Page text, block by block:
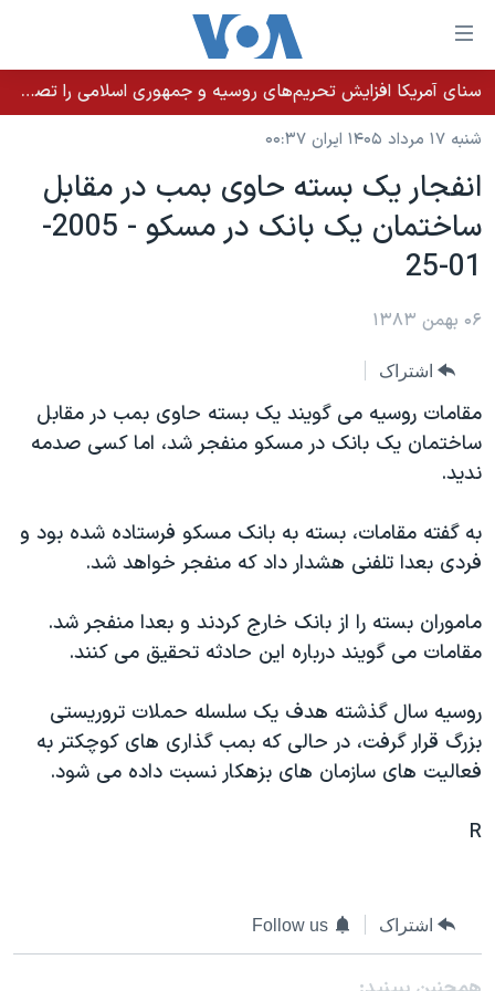
لینکهای
قابل
دسترسی
جهش
محتوای
اصلی
جهش
صفحه
جهش
جستجو
خانه
نسخه سبک وب‌سایت
موضوع ها
ایران
آمریکا
جهان
ویژه برنامه‌ها
ویدیوها
حقوق شهروندی
علم و فناوری
گالری عکس
آرشیو پخش زنده
برنامه های تلویزیونی
جدول برنامه ها
صفحه‌های ویژه
۲۵۰سالگی آمریکا
بایگانی برنامه‌های تلویزیونی
انتخابات ریاست جمهوری آمریکا ۲۰۲۴
رمز مهسا
اعتراضات زن، زندگی، آزادی
مجموعه مستندهای دادخواهی
قانون شفافیت دارائی کادر رهبری ایران
اعتراضات مردمی آبان ۹۸
فرکانس‌های صدای آمریکا
یادگیری زبان انگلیسی
زبانهای مختلف
سنای آمریکا افزایش تحریم‌های روسیه و جمهوری اسلامی را تصویب کرد؛ زلنسکی از این اقدام تشکر کرد
شنبه ۱۷ مرداد ۱۴۰۵ ایران ۰۰:۳۷
انفجار يک بسته حاوی بمب در مقابل
ساختمان يک بانک در مسکو - 2005-
01-25
۰۶ بهمن ۱۳۸۳
اشتراک
مقامات روسيه می گويند يک بسته حاوی بمب در مقابل
ساختمان يک بانک در مسکو منفجر شد، اما کسی صدمه
نديد.
به گفته مقامات، بسته به بانک مسکو فرستاده شده بود و
فردی بعدا تلفنی هشدار داد که منفجر خواهد شد.
ماموران بسته را از بانک خارج کردند و بعدا منفجر شد.
مقامات می گويند درباره اين حادثه تحقيق می کنند.
روسيه سال گذشته هدف يک سلسله حملات تروريستی
بزرگ قرار گرفت، در حالی که بمب گذاری های کوچکتر به
فعاليت های سازمان های بزهکار نسبت داده می شود.
R
اشتراک Follow us